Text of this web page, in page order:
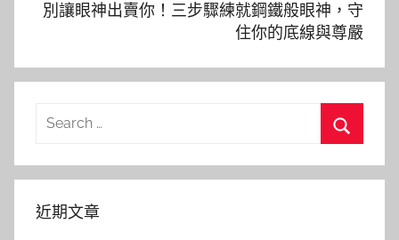
別讓眼神出賣你！三步驟練就鋼鐵般眼神，守
住你的底線與尊嚴
Search
近期文章